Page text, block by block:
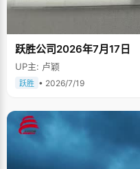
跃胜公司2026年7月17日
UP主: 卢颖
跃胜 • 2026/7/19